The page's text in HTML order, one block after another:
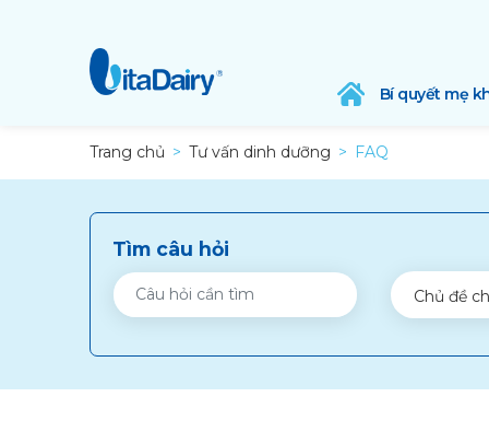
Bí quyết mẹ
Trang chủ Tư vấn dinh dưỡng FAQ
Tìm câu hỏi
Chủ đề